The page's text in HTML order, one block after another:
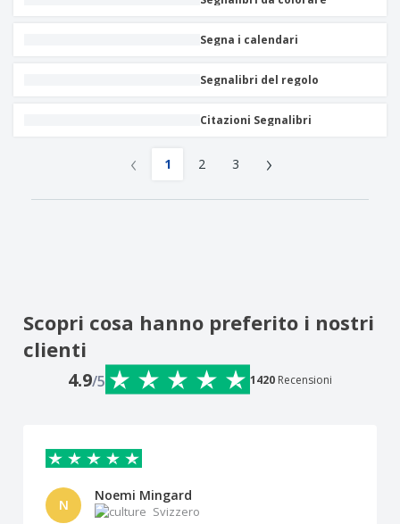
Segna i calendari
Segnalibri del regolo
Citazioni Segnalibri
‹ 1 2 3 ›
Scopri cosa hanno preferito i nostri
clienti
4.9/5 1420 Recensioni
N
Noemi Mingard
Svizzero